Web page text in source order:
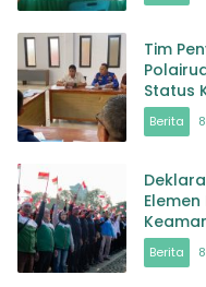
Tim
Status
Berita
Berita